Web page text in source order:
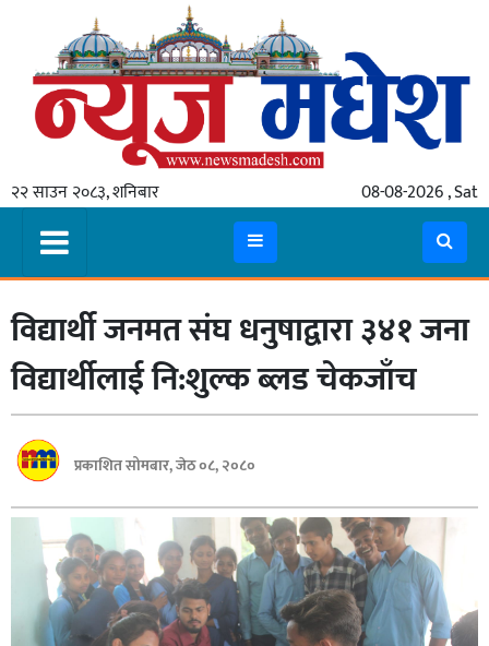
२२ साउन २०८३, शनिबार 08-08-2026 , Sat
गृहपृष्ठ
स्थानीय
प्रदेश
मधेश
प्रदेश
लुम्बिनी
गण्डकी
बागमती
कर्णाली
सुदूरपश्चिम
मधेश
विद्यार्थी जनमत संघ धनुषाद्वारा ३४१ जना
विद्यार्थीलाई नि:शुल्क ब्लड चेकजाँच
प्रकाशित सोमबार, जेठ ०८, २०८०